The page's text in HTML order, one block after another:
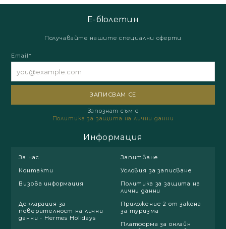
Е-бюлетин
Получавайте нашите специални оферти
Email*
Запознат съм с
Политика за защита на лични данни
Информация
За нас
Запитване
Контакти
Условия за записване
Визова информация
Политика за защита на
лични данни
Декларация за
поверителност на лични
данни - Hermes Holidays
Приложение 2 от закона
за туризма
Платформа за онлайн